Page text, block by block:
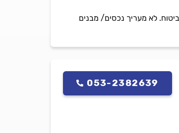
לא מעריך נכסים/ מבנים
053-2382639